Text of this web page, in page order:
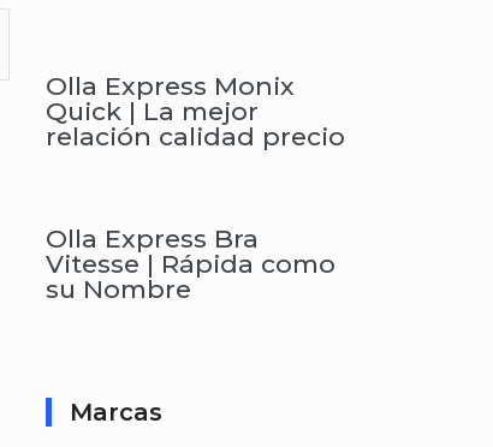
Olla Express Monix
Quick | La mejor
relación calidad precio
Olla Express Bra
Vitesse | Rápida como
su Nombre
Marcas